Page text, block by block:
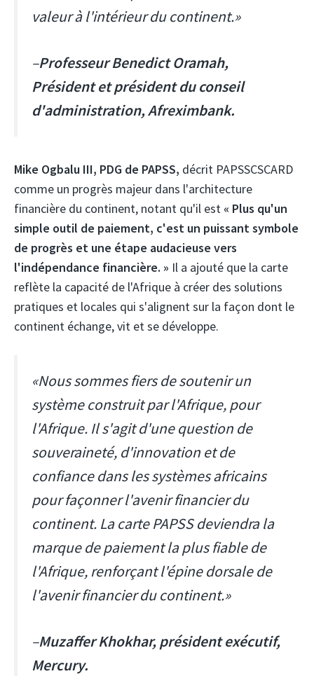
valeur à l'intérieur du continent.»
–Professeur Benedict Oramah,
Président et président du conseil
d'administration, Afreximbank.
Mike Ogbalu III, PDG de PAPSS, décrit PAPSSCSCARD
comme un progrès majeur dans l'architecture
financière du continent, notant qu'il est « Plus qu'un
simple outil de paiement, c'est un puissant symbole
de progrès et une étape audacieuse vers
l'indépendance financière. » Il a ajouté que la carte
reflète la capacité de l'Afrique à créer des solutions
pratiques et locales qui s'alignent sur la façon dont le
continent échange, vit et se développe.
«Nous sommes fiers de soutenir un
système construit par l'Afrique, pour
l'Afrique. Il s'agit d'une question de
souveraineté, d'innovation et de
confiance dans les systèmes africains
pour façonner l'avenir financier du
continent. La carte PAPSS deviendra la
marque de paiement la plus fiable de
l'Afrique, renforçant l'épine dorsale de
l'avenir financier du continent.»
–Muzaffer Khokhar, président exécutif,
Mercury.